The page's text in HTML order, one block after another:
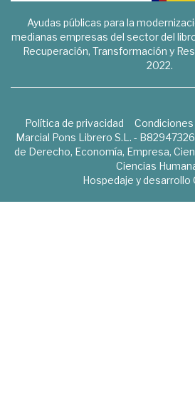
Ayudas públicas para la
medianas empresas del sector del
Recuperación, Transformación y
2022.
Política de privacidad
Marcial Pons Librero S.L. -
de Derecho, Economía, Empresa,
Ciencias
Hospedaje y desarrollo